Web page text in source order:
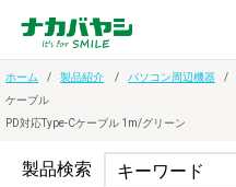
ホーム 製品紹介 パソコン周辺機器
ケーブル
PD対応Type-Cケーブル 1m/グリーン
製品検索